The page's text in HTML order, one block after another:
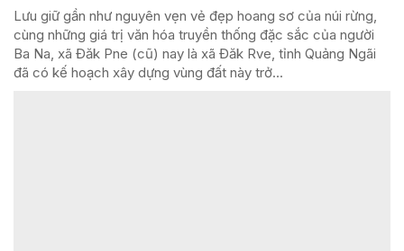
Lưu giữ gần như nguyên vẹn vẻ đẹp hoang sơ của núi rừng,
cùng những giá trị văn hóa truyền thống đặc sắc của người
Ba Na, xã Đăk Pne (cũ) nay là xã Đăk Rve, tỉnh Quảng Ngãi
đã có kế hoạch xây dựng vùng đất này trở...